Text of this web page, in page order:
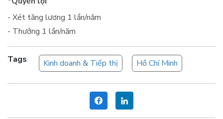
- Xét tăng lương 1 lần/năm
- Thưởng 1 lần/năm
Tags Kinh doanh & Tiếp thị Hồ Chí Minh